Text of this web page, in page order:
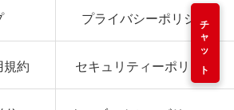
チャット
プライバシーポリシー
規約 セキュリティーポリシー